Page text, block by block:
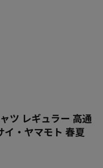
ツ レギュラー 高通
イ・ヤマモト 春夏